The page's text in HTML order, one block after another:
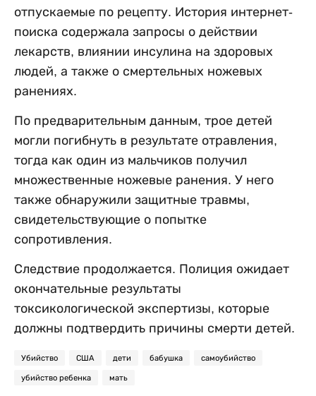
отпускаемые по рецепту. История интернет-
поиска содержала запросы о действии
лекарств, влиянии инсулина на здоровых
людей, а также о смертельных ножевых
ранениях.
По предварительным данным, трое детей
могли погибнуть в результате отравления,
тогда как один из мальчиков получил
множественные ножевые ранения. У него
также обнаружили защитные травмы,
свидетельствующие о попытке
сопротивления.
Следствие продолжается. Полиция ожидает
окончательные результаты
токсикологической экспертизы, которые
должны подтвердить причины смерти детей.
Убийство США дети бабушка самоубийство
убийство ребенка мать